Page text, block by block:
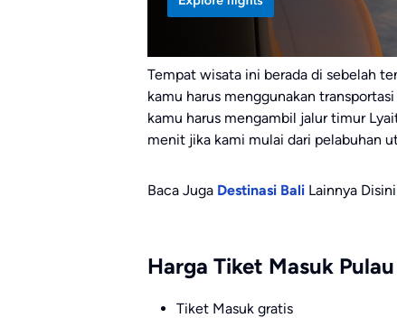
Tempat wisata ini berada di sebelah
kamu harus menggunakan
kamu harus mengambil jalur timur
menit jika kami mulai dari pelabuhan
Baca Juga Destinasi Bali Lainnya
Harga Tiket Masuk
Tiket Masuk gratis